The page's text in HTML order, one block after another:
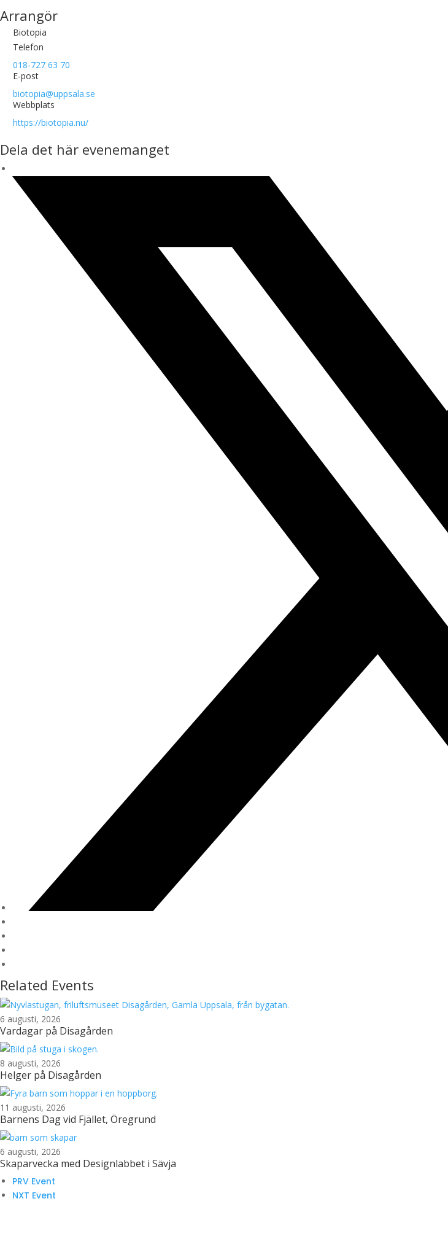
Arrangör
Biotopia
Telefon
018-727 63 70
E-post
biotopia@uppsala.se
Webbplats
https://biotopia.nu/
Dela det här evenemanget
Related Events
6 augusti, 2026
Vardagar på Disagården
8 augusti, 2026
Helger på Disagården
11 augusti, 2026
Barnens Dag vid Fjället, Öregrund
6 augusti, 2026
Skaparvecka med Designlabbet i Sävja
PRV Event
NXT Event